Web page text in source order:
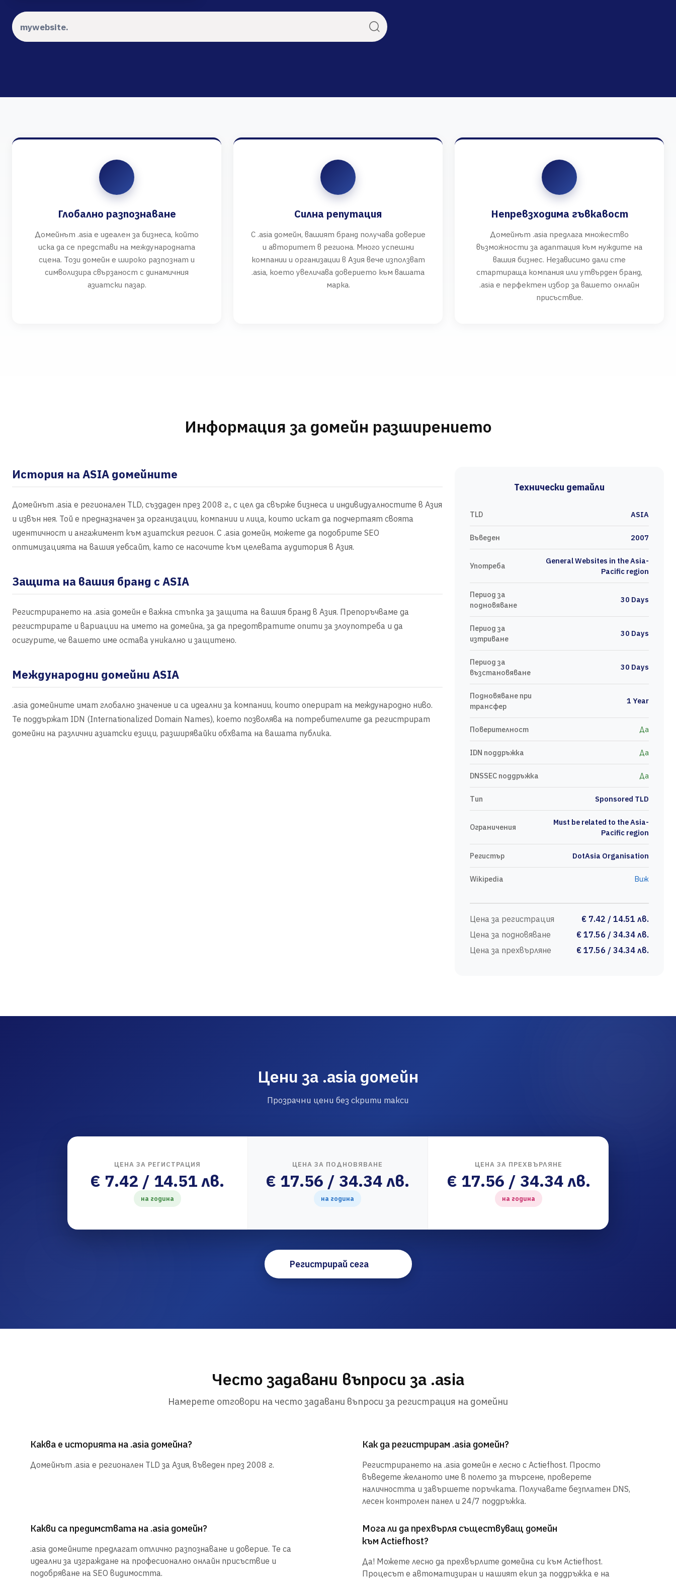
Глобално разпознаване
Домейнът .asia е идеален за бизнеса, който
иска да се представи на международната
сцена. Този домейн е широко разпознат и
символизира свързаност с динамичния
азиатски пазар.
Силна репутация
С .asia домейн, вашият бранд получава доверие
и авторитет в региона. Много успешни
компании и организации в Азия вече използват
.asia, което увеличава доверието към вашата
марка.
Непревзходима гъвкавост
Домейнът .asia предлага множество
възможности за адаптация към нуждите на
вашия бизнес. Независимо дали сте
стартираща компания или утвърден бранд,
.asia е перфектен избор за вашето онлайн
присъствие.
Информация за домейн разширението
История на ASIA домейните
Домейнът .asia е регионален TLD, създаден през 2008 г., с цел да свърже бизнеса и индивидуалностите в Азия
и извън нея. Той е предназначен за организации, компании и лица, които искат да подчертаят своята
идентичност и ангажимент към азиатския регион. С .asia домейн, можете да подобрите SEO
оптимизацията на вашия уебсайт, като се насочите към целевата аудитория в Азия.
Защита на вашия бранд с ASIA
Регистрирането на .asia домейн е важна стъпка за защита на вашия бранд в Азия. Препоръчваме да
регистрирате и вариации на името на домейна, за да предотвратите опити за злоупотреба и да
осигурите, че вашето име остава уникално и защитено.
Международни домейни ASIA
.asia домейните имат глобално значение и са идеални за компании, които оперират на международно ниво.
Те поддържат IDN (Internationalized Domain Names), което позволява на потребителите да регистрират
домейни на различни азиатски езици, разширявайки обхвата на вашата публика.
Технически детайли
TLD ASIA
Въведен 2007
Употреба
General Websites in the Asia-
Pacific region
Период за
подновяване
30 Days
Период за
изтриване
30 Days
Период за
възстановяване
30 Days
Подновяване при
трансфер
1 Year
Поверителност Да
IDN поддръжка Да
DNSSEC поддръжка Да
Тип Sponsored TLD
Ограничения
Must be related to the Asia-
Pacific region
Регистър DotAsia Organisation
Wikipedia Виж
Цена за регистрация
€ 7.42 / 14.51 лв.
Цена за подновяване
€ 17.56 / 34.34 лв.
Цена за прехвърляне
€ 17.56 / 34.34 лв.
Цени за .asia домейн
Прозрачни цени без скрити такси
ЦЕНА ЗА РЕГИСТРАЦИЯ
€ 7.42 / 14.51 лв.
на година
ЦЕНА ЗА ПОДНОВЯВАНЕ
€ 17.56 / 34.34 лв.
на година
ЦЕНА ЗА ПРЕХВЪРЛЯНЕ
€ 17.56 / 34.34 лв.
на година
Регистрирай сега
Често задавани въпроси за .asia
Намерете отговори на често задавани въпроси за регистрация на домейни
Каква е историята на .asia домейна?
Домейнът .asia е регионален TLD за Азия, въведен през 2008 г.
Как да регистрирам .asia домейн?
Регистрирането на .asia домейн е лесно с Actiefhost. Просто
въведете желаното име в полето за търсене, проверете
наличността и завършете поръчката. Получавате безплатен DNS,
лесен контролен панел и 24/7 поддръжка.
Какви са предимствата на .asia домейн?
.asia домейните предлагат отлично разпознаване и доверие. Те са
идеални за изграждане на професионално онлайн присъствие и
подобряване на SEO видимостта.
Мога ли да прехвърля съществуващ домейн
към Actiefhost?
Да! Можете лесно да прехвърлите домейна си към Actiefhost.
Процесът е автоматизиран и нашият екип за поддръжка е на